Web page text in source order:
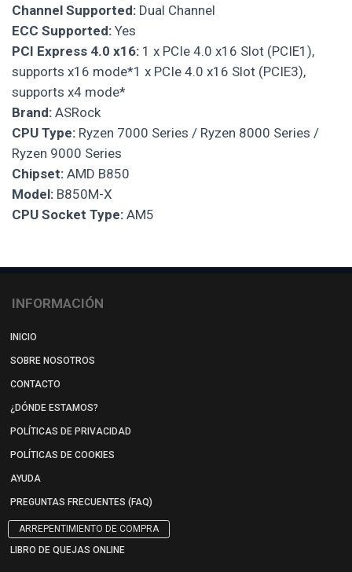
Channel Supported: Dual Channel
ECC Supported: Yes
PCI Express 4.0 x16: 1 x PCIe 4.0 x16 Slot (PCIE1),
supports x16 mode*1 x PCIe 4.0 x16 Slot (PCIE3),
supports x4 mode*
Brand: ASRock
CPU Type: Ryzen 7000 Series / Ryzen 8000 Series /
Ryzen 9000 Series
Chipset: AMD B850
Model: B850M-X
CPU Socket Type: AM5
INFORMACIÓN
INICIO
SOBRE NOSOTROS
CONTACTO
¿DÓNDE ESTAMOS?
POLÍTICAS DE PRIVACIDAD
POLÍTICAS DE COOKIES
AYUDA
PREGUNTAS FRECUENTES (FAQ)
ARREPENTIMIENTO DE COMPRA
LIBRO DE QUEJAS ONLINE